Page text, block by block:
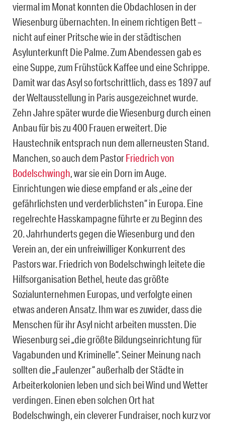
viermal im Monat konnten die Obdachlosen in der
Wiesenburg übernachten. In einem richtigen Bett –
nicht auf einer Pritsche wie in der städtischen
Asylunterkunft Die Palme. Zum Abendessen gab es
eine Suppe, zum Frühstück Kaffee und eine Schrippe.
Damit war das Asyl so fortschrittlich, dass es 1897 auf
der Weltausstellung in Paris ausgezeichnet wurde.
Zehn Jahre später wurde die Wiesenburg durch einen
Anbau für bis zu 400 Frauen erweitert. Die
Haustechnik entsprach nun dem allerneusten Stand.
Manchen, so auch dem PastorFriedrich von
Bodelschwingh, war sie ein Dorn im Auge.
Einrichtungen wie diese empfand er als „eine der
gefährlichsten und verderblichsten“ in Europa. Eine
regelrechte Hasskampagne führte er zu Beginn des
20. Jahrhunderts gegen die Wiesenburg und den
Verein an, der ein unfreiwilliger Konkurrent des
Pastors war. Friedrich von Bodelschwingh leitete die
Hilfsorganisation Bethel, heute das größte
Sozialunternehmen Europas, und verfolgte einen
etwas anderen Ansatz. Ihm war es zuwider, dass die
Menschen für ihr Asyl nicht arbeiten mussten. Die
Wiesenburg sei „die größte Bildungseinrichtung für
Vagabunden und Kriminelle“. Seiner Meinung nach
sollten die „Faulenzer“ außerhalb der Städte in
Arbeiterkolonien leben und sich bei Wind und Wetter
verdingen. Einen eben solchen Ort hat
Bodelschwingh, ein cleverer Fundraiser, noch kurz vor